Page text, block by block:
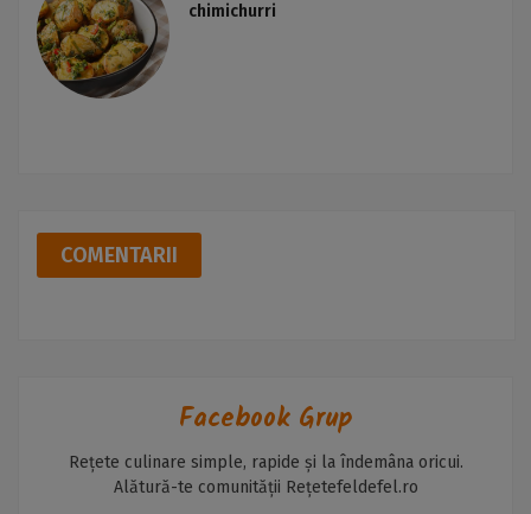
chimichurri
COMENTARII
Facebook Grup
Rețete culinare simple, rapide și la îndemâna oricui.
Alătură-te comunității Rețetefeldefel.ro